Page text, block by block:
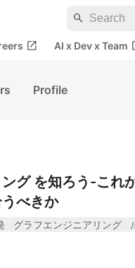
search
open_in_new AI x Dev x Team
Profile
グ を知ろう-これ
べきか
グラフエンジニアリング